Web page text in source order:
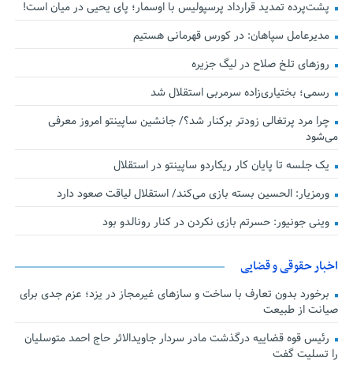
پشت‌پرده تمدید قرارداد پرسپولیس با اوسمار؛ پای یحیی در میان است!
مدیرعامل سپاهان: در کورس قهرمانی هستیم
روزهای تلخ صلاح در لیگ جزیره
رسمی؛ بختیاری‌زاده سرمربی استقلال شد
چرا مرد پرتغالی زودتر برکنار شد؟/ جانشین ساپینتو امروز معرفی
می‌شود
یک جلسه تا پایان کار ریکاردو ساپینتو در استقلال
ورمزیار: الحسین بسته بازی می‌کند/ استقلال لیاقت صعود دارد
وینی جونیور: حسرتم بازی نکردن در کنار رونالدو بود
اخبار حقوقی و قضایی
برخورد بدون تعارف با ساخت‌ و سازهای غیرمجاز در یزد؛ عزم جدی برای
صیانت از طبیعت
رئیس قوه قضاییه درگذشت مادر سردار جاویدالاثر حاج احمد متوسلیان
را تسلیت گفت